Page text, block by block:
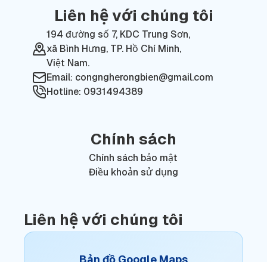
Liên hệ với chúng tôi
194 đường số 7, KDC Trung Sơn,
xã Bình Hưng, TP. Hồ Chí Minh,
Việt Nam.
Email: congngherongbien@gmail.com
Hotline: 0931494389
Chính sách
Chính sách bảo mật
Điều khoản sử dụng
Liên hệ với chúng tôi
Bản đồ Google Maps